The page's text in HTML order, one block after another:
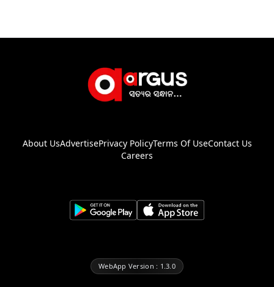
About UsAdvertisePrivacy PolicyTerms Of UseContact Us
Careers
WebApp Version : 1.3.0